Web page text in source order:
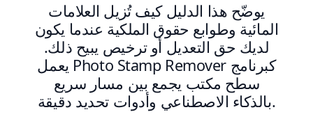
يوضّح هذا الدليل كيف تُزيل العلامات
المائية وطوابع حقوق الملكية عندما يكون
لديك حق التعديل أو ترخيص يبيح ذلك.
Photo Stamp Remover
سطح مكتب يجمع بين مسار سريع
بالذكاء الاصطناعي وأدوات تحديد دقيقة.